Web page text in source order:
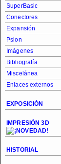
SuperBasic
Conectores
Expansión
Psion
Imágenes
Bibliografía
Miscelánea
Enlaces externos
EXPOSICIÓN
IMPRESIÓN 3D
HISTORIAL